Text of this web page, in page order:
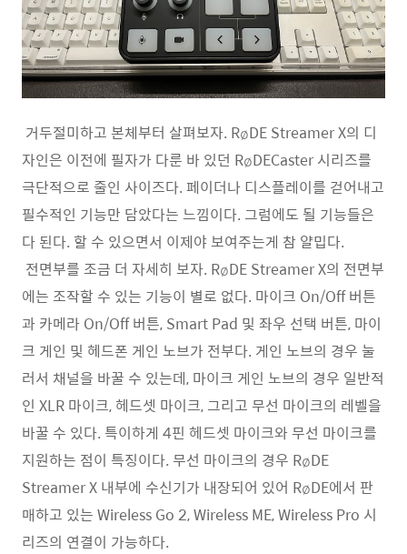
거두절미하고 본체부터 살펴보자. RøDE Streamer X의 디
자인은 이전에 필자가 다룬 바 있던 RøDECaster 시리즈를
극단적으로 줄인 사이즈다. 페이더나 디스플레이를 걷어내고
필수적인 기능만 담았다는 느낌이다. 그럼에도 될 기능들은
다 된다. 할 수 있으면서 이제야 보여주는게 참 얄밉다.
전면부를 조금 더 자세히 보자. RøDE Streamer X의 전면부
에는 조작할 수 있는 기능이 별로 없다. 마이크 On/Off 버튼
과 카메라 On/Off 버튼, Smart Pad 및 좌우 선택 버튼, 마이
크 게인 및 헤드폰 게인 노브가 전부다. 게인 노브의 경우 눌
러서 채널을 바꿀 수 있는데, 마이크 게인 노브의 경우 일반적
인 XLR 마이크, 헤드셋 마이크, 그리고 무선 마이크의 레벨을
바꿀 수 있다. 특이하게 4핀 헤드셋 마이크와 무선 마이크를
지원하는 점이 특징이다. 무선 마이크의 경우 RøDE
Streamer X 내부에 수신기가 내장되어 있어 RøDE에서 판
매하고 있는 Wireless Go 2, Wireless ME, Wireless Pro 시
리즈의 연결이 가능하다.